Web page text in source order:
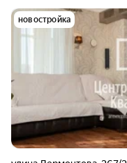
новостройка